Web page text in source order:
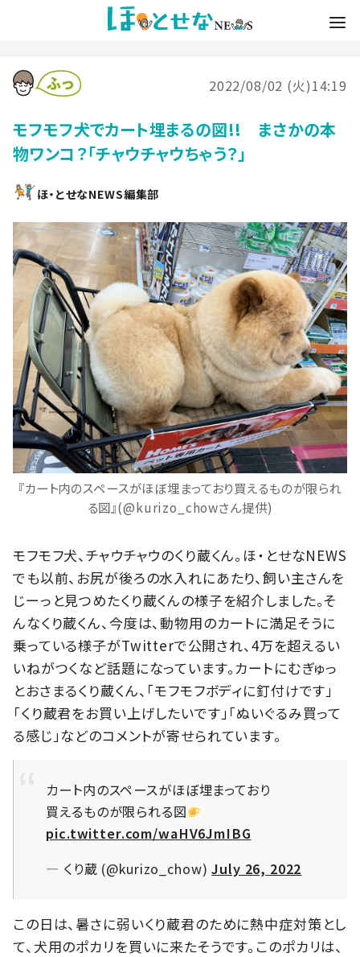
2022/08/02 (火)14:19
モフモフ犬でカート埋まるの図!! まさかの本
物ワンコ？「チャウチャウちゃう？」
ほ・とせなNEWS編集部
『カート内のスペースがほぼ埋まっており買えるものが限られ
る図』(@kurizo_chowさん提供)
モフモフ犬、チャウチャウのくり蔵くん。ほ・とせなNEWS
でも以前、お尻が後ろの水入れにあたり、飼い主さんを
じーっと見つめたくり蔵くんの様子を紹介しました。そ
んなくり蔵くん、今度は、動物用のカートに満足そうに
乗っている様子がTwitterで公開され、4万を超えるい
いねがつくなど話題になっています。カートにむぎゅっ
とおさまるくり蔵くん、「モフモフボディに釘付けです」
「くり蔵君をお買い上げしたいです」「ぬいぐるみ買って
る感じ」などのコメントが寄せられています。
カート内のスペースがほぼ埋まっており
買えるものが限られる図
pic.twitter.com/waHV6JmIBG
— くり蔵 (@kurizo_chow)July 26, 2022
この日は、暑さに弱いくり蔵君のために熱中症対策とし
て、犬用のポカリを買いに来たそうです。このポカリは、